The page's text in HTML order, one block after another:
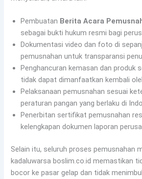
Pembuatan Berita Acara
sebagai bukti hukum resmi bagi
Dokumentasi video dan foto di
pemusnahan untuk transparansi
Penghancuran kemasan dan produk
tidak dapat dimanfaatkan kembali
Pelaksanaan pemusnahan sesuai
peraturan pangan yang berlaku di
Penerbitan sertifikat pemusnahan
kelengkapan dokumen laporan
Selain itu, seluruh proses pemusnahan
kadaluwarsa boslim.co.id memastikan
bocor ke pasar gelap dan tidak